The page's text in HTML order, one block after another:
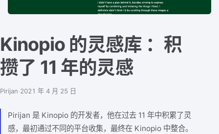
Kinopio 的灵感库 ：积
攒了 11 年的灵感
Pirijan·2021 年 4 月 25 日
Pirijan 是 Kinopio 的开发者，他在过去 11 年中积累了灵
感，最初通过不同的平台收集，最终在 Kinopio 中整合。